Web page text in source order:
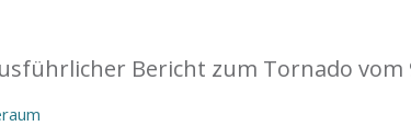
Bericht zum Tornado vom